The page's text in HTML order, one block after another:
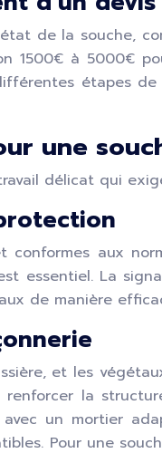
de la souche,
1500€ à 5000€
étapes
une
délicat qui
conformes aux
essentiel. La
de manière
et les
la
un mortier
Pour une